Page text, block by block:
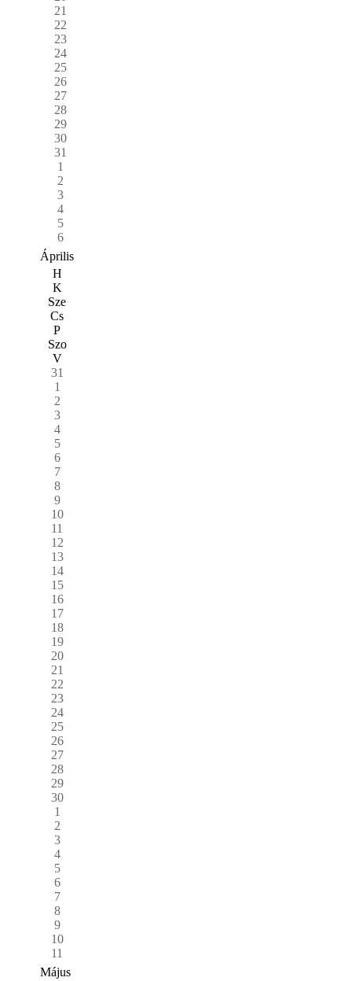
21
22
23
24
25
26
27
28
29
30
31
1
2
3
4
5
6
Április
H
K
Sze
Cs
P
Szo
V
31
1
2
3
4
5
6
7
8
9
10
11
12
13
14
15
16
17
18
19
20
21
22
23
24
25
26
27
28
29
30
1
2
3
4
5
6
7
8
9
10
11
Május